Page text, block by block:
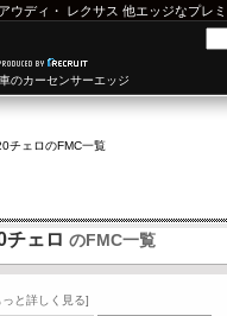
アウディ ・ レクサス 他エッジなプレ
のカーセンサーエッジ
チェロのFMC一覧
チェロ のFMC一覧
っと詳しく見る]